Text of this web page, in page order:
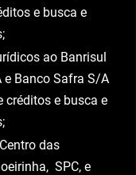
do Banco
revisionais,
e busca e
ao Banrisul
Banco Safra S/A
e busca e